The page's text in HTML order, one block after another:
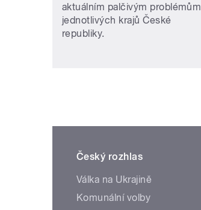
aktuálním palčivým problémům
jednotlivých krajů České
republiky.
Český rozhlas
Válka na Ukrajině
Komunální volby